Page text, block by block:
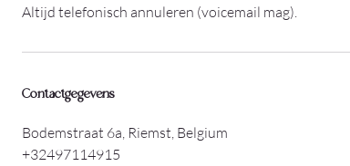
Altijd telefonisch annuleren (voicemail mag).
Contactgegevens
Bodemstraat 6a, Riemst, Belgium
+32497114915